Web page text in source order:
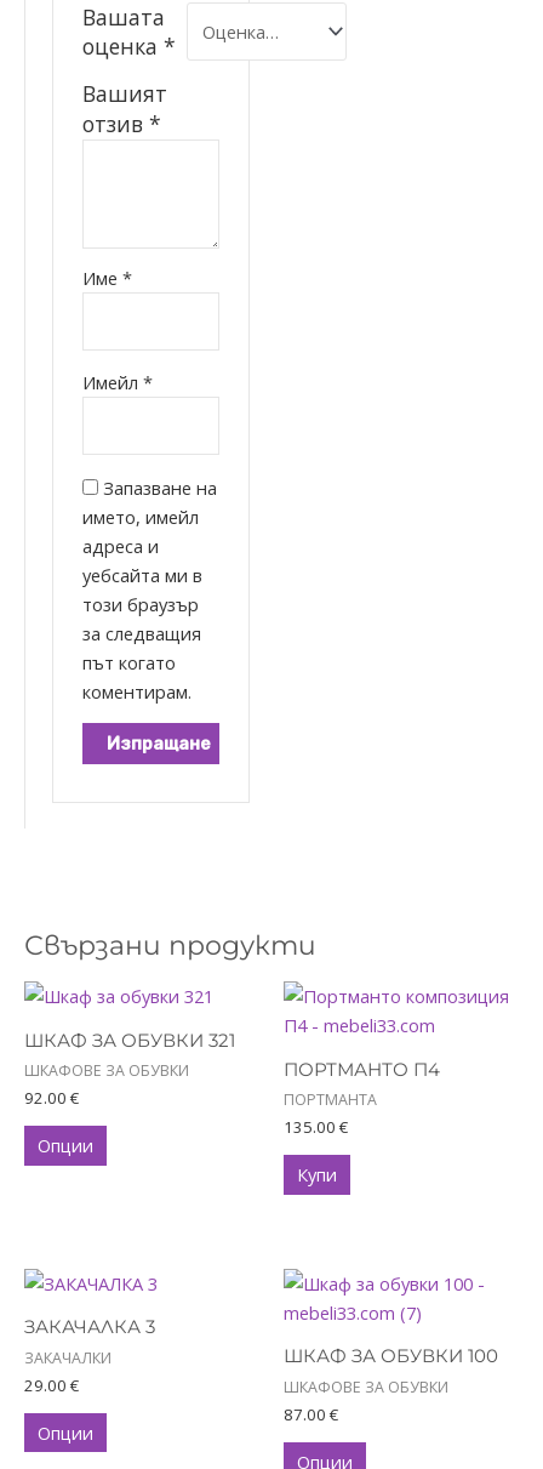
Вашата
оценка*
Вашият
отзив*
Име*
Имейл*
Запазване на
името, имейл
адреса и
уебсайта ми в
този браузър
за следващия
път когато
коментирам.
Свързани продукти
ШКАФ ЗА ОБУВКИ 321
ШКАФОВЕ ЗА ОБУВКИ
92.00 €
Опции
This
has
multiple
options
on
the
ПОРТМАНТО П4
ПОРТМАНТА
135.00 €
Купи
ЗАКАЧАЛКА 3
ЗАКАЧАЛКИ
29.00 €
Опции
This
has
multiple
options
ШКАФ ЗА ОБУВКИ 100
ШКАФОВЕ ЗА ОБУВКИ
87.00 €
Опции
This
product
multiple
variants.